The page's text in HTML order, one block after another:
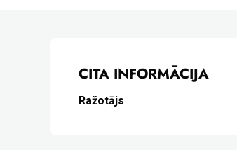
CITA INFORMĀCIJA
Ražotājs